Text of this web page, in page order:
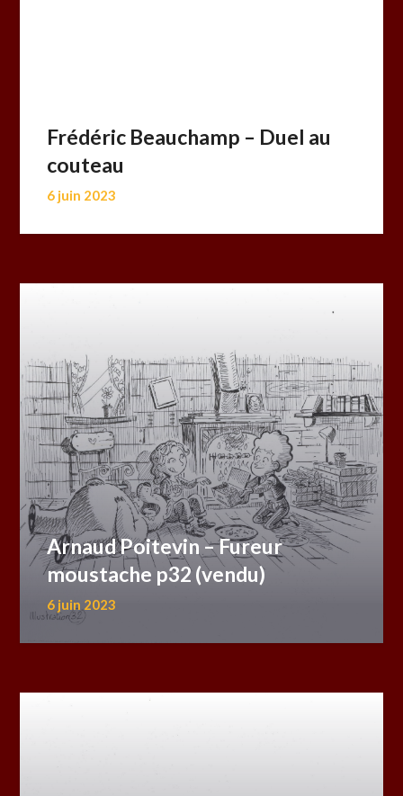
Frédéric Beauchamp – Duel au
couteau
6 juin 2023
Arnaud Poitevin – Fureur
moustache p32 (vendu)
6 juin 2023